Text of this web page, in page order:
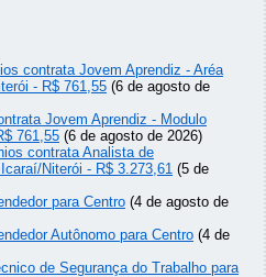
contrata Jovem Aprendiz - Aréa
- R$ 761,55 (6 de agosto de
Jovem Aprendiz - Modulo
761,55 (6 de agosto de 2026)
contrata Analista de
Niterói - R$ 3.273,61 (5 de
para Centro (4 de agosto de
Autônomo para Centro (4 de
de Segurança do Trabalho para